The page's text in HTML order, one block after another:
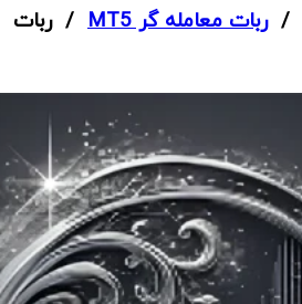
/ربات معامله گر MT5
/ ربات